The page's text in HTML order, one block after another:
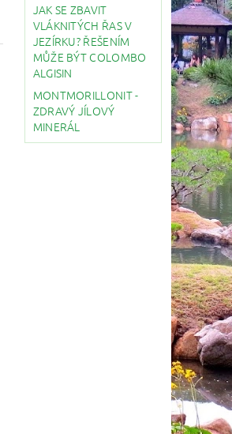
JAK SE ZBAVIT
VLÁKNITÝCH ŘAS V
JEZÍRKU? ŘEŠENÍM
MŮŽE BÝT COLOMBO
ALGISIN
MONTMORILLONIT -
ZDRAVÝ JÍLOVÝ
MINERÁL